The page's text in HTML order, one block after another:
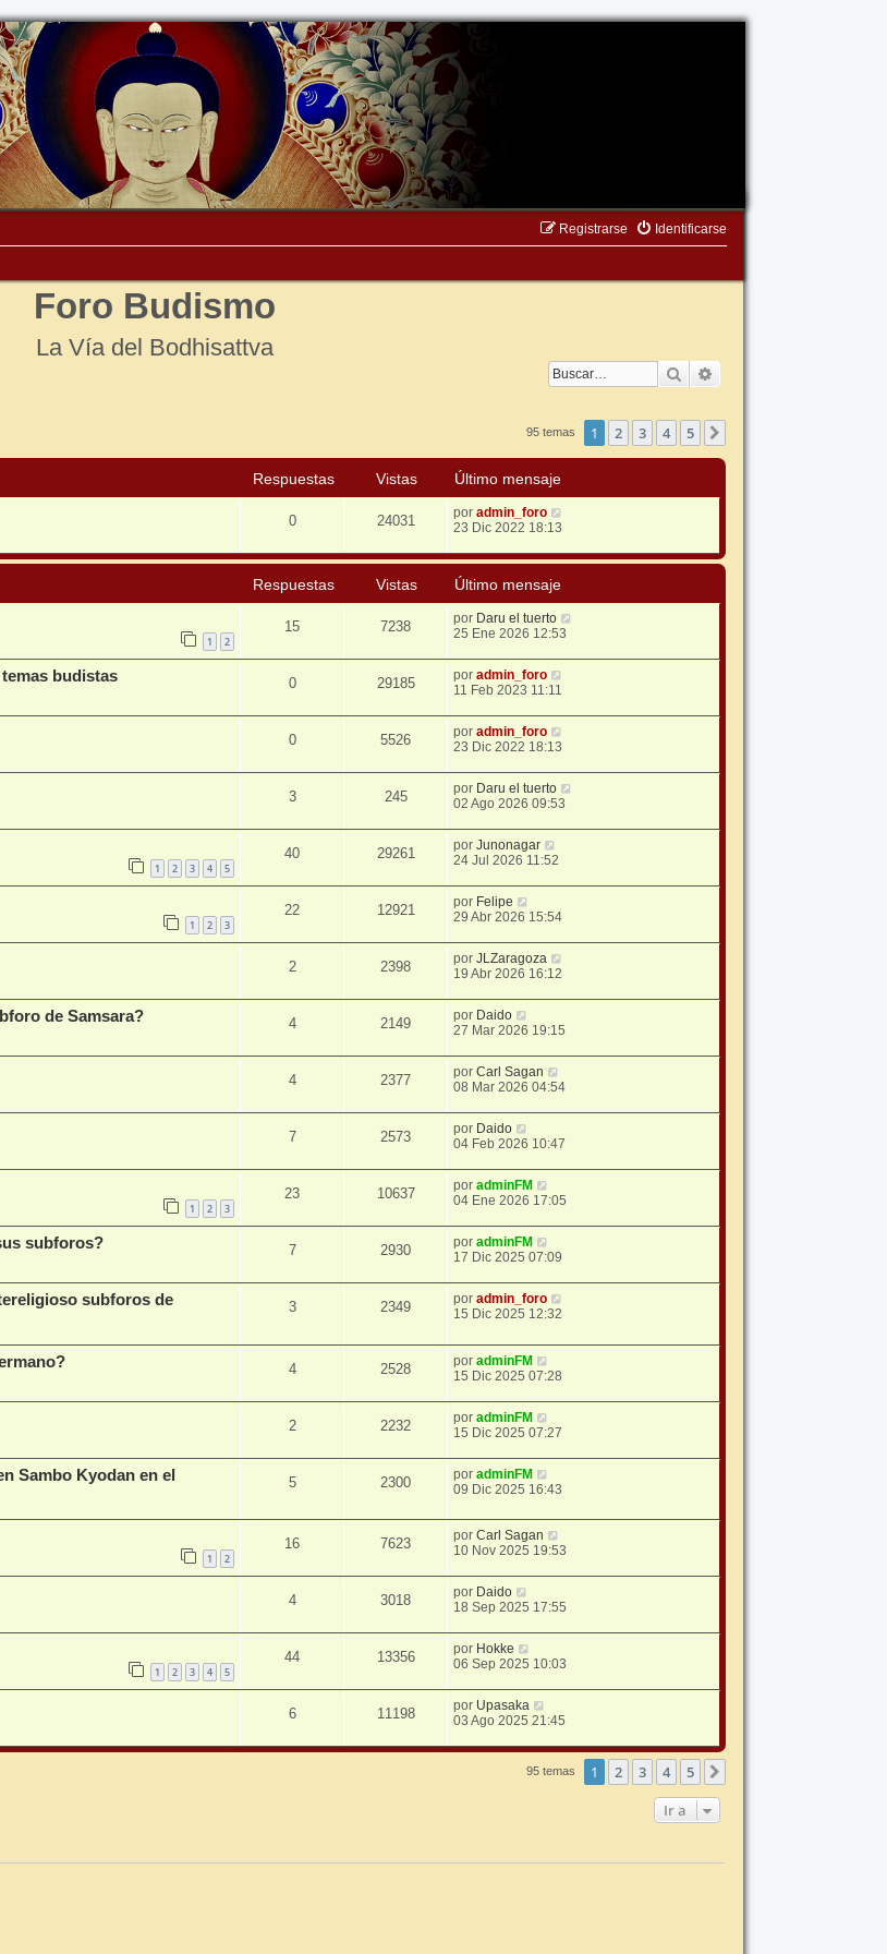
Identificarse
Registrarse
Foro Budismo
La Vía del Bodhisattva
Buscar
95 temas 1 2 3 4 5
Respuestas Vistas
Último mensaje
0 24031 poradmin_foro
23 Dic 2022 18:13
Respuestas Vistas
Último mensaje
1 2
15 7238 por Daru el tuerto
25 Ene 2026 12:53
budistas 0 29185 poradmin_foro
11 Feb 2023 11:11
0 5526 poradmin_foro
23 Dic 2022 18:13
3 245 por Daru el tuerto
02 Ago 2026 09:53
1 2 3 4 5
40 29261 porJunonagar
24 Jul 2026 11:52
1 2 3
22 12921 por Felipe
29 Abr 2026 15:54
2 2398 porJLZaragoza
19 Abr 2026 16:12
de Samsara? 4 2149 por Daido
27 Mar 2026 19:15
4 2377 porCarl Sagan
08 Mar 2026 04:54
7 2573 por Daido
04 Feb 2026 10:47
1 2 3
23 10637 poradminFM
04 Ene 2026 17:05
subforos? 7 2930 poradminFM
17 Dic 2025 07:09
subforos de
3 2349 poradmin_foro
15 Dic 2025 12:32
4 2528 poradminFM
15 Dic 2025 07:28
2 2232 poradminFM
15 Dic 2025 07:27
Sambo Kyodan en el
5 2300 poradminFM
09 Dic 2025 16:43
1 2
16 7623 porCarl Sagan
10 Nov 2025 19:53
4 3018 por Daido
18 Sep 2025 17:55
1 2 3 4 5
44 13356 por Hokke
06 Sep 2025 10:03
6 11198 por Upasaka
03 Ago 2025 21:45
95 temas 1 2 3 4 5
Ir a